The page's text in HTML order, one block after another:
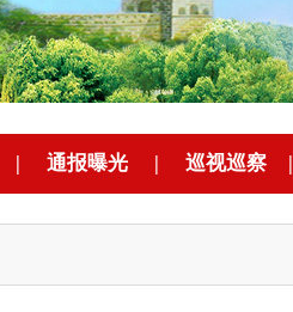
| 通报曝光 | 巡视巡察 |